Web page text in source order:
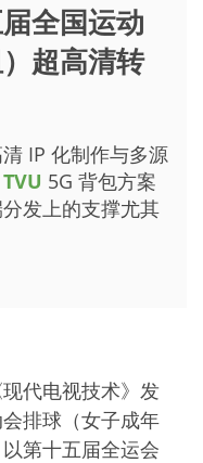
全国运动
超高清转
IP 化制作与多源
TVU 5G 背包方案
发上的支撑尤其
代电视技术》发
排球（女子成年
第十五届全运会